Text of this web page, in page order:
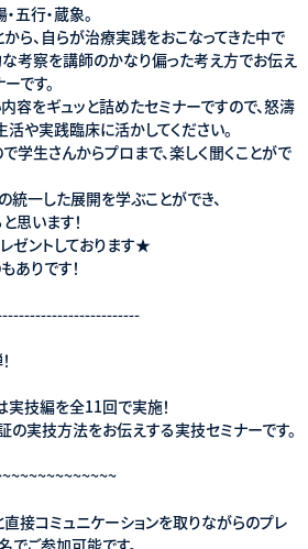
五行・蔵象。
ら、自らが治療実践をおこなってきた中で
考察を講師のかなり偏った考え方でお伝え
です。
容をギュッと詰めたセミナーですので、怒濤
や実践臨床に活かしてください。
学生さんからプロまで、楽しく聞くことがで
統一した展開を学ぶことができ、
思います！
ゼントしております★
ありです！
技編を全11回で実施！
の実技方法をお伝えする実技セミナーです。
直接コミュニケーションを取りながらのプレ
でご参加可能です。